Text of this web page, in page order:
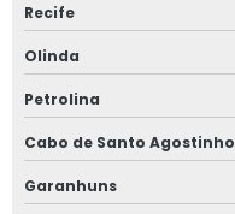
Recife
Olinda
Petrolina
Cabo de Santo Agostinho
Garanhuns